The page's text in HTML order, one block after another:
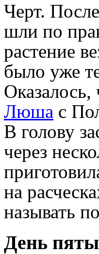
Черт.
шли по
растение
было уже
Оказалось,
Люша с
В голову
через
на
называть
День